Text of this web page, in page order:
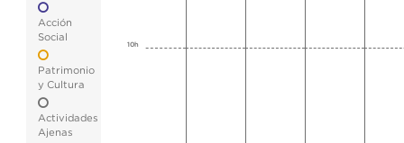
Acción
Social
Patrimonio
y Cultura
Actividades
Ajenas
10h